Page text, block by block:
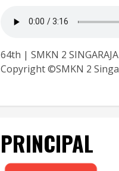
64th | SMKN 2
Copyright ©SMKN 2
PRINCIPAL